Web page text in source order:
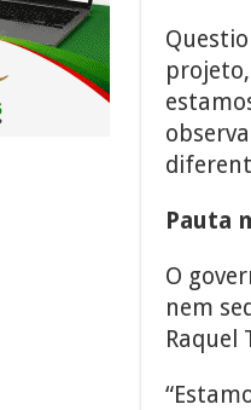
Pauta
O
nem
Raquel